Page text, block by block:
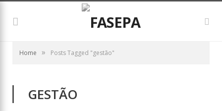
Home » Posts Tagged "gestão"
GESTÃO